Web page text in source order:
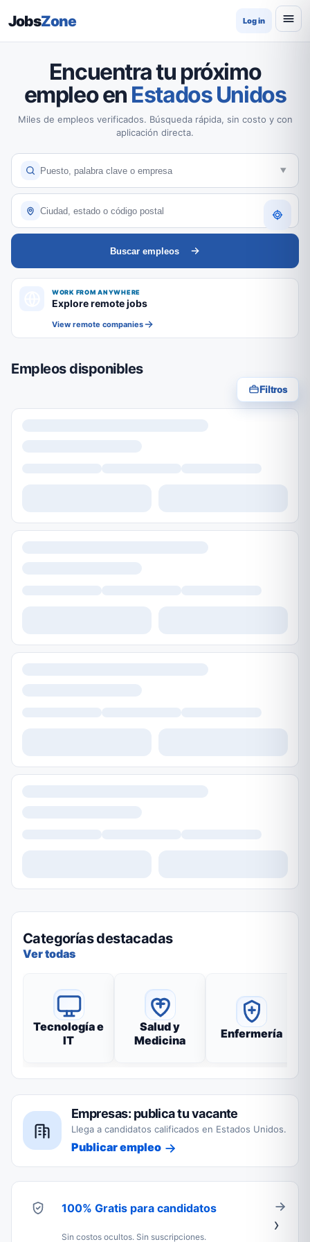
JobsZone Log in
Encuentra tu próximo
empleo en Estados Unidos
Miles de empleos verificados. Búsqueda rápida, sin costo y con
aplicación directa.
Buscar empleos
WORK FROM ANYWHERE
Explore remote jobs
View remote companies
Empleos disponibles
Filtros
Categorías destacadas
Ver todas
Tecnología e
IT
Salud y
Medicina
Enfermería
Empresas: publica tu vacante
Llega a candidatos calificados en Estados Unidos.
Publicar empleo
100% Gratis para candidatos
Sin costos ocultos. Sin suscripciones.